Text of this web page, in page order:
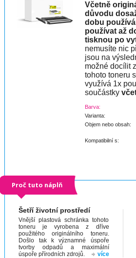
Včetně
důvodu
dobu
používat až
tisknou po
nemusíte nic
jsou na
možné docílit
tohoto toneru
využívá 1x
součástky
Barva:
Varianta:
Objem nebo obsah:
Kompatibilní s:
Proč tuto náplň
Šetří životní prostředí
Vnější plastová schránka tohoto
toneru je vyrobena z dříve
použitého originálního toneru.
Došlo tak k významné úspoře
tvorby odpadů a maximální
úspoře přírodních zdrojů.
více